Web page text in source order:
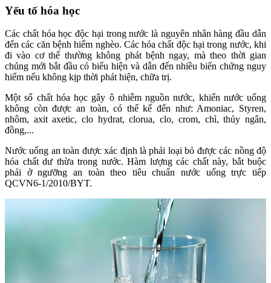
Yếu tố hóa học
Các chất hóa học độc hại trong nước là nguyên nhân hàng đầu dẫn
đến các căn bệnh hiểm nghèo. Các hóa chất độc hại trong nước, khi
đi vào cơ thể thường không phát bệnh ngay, mà theo thời gian
chúng mới bắt đầu có biểu hiện và dẫn đến nhiều biến chứng nguy
hiểm nếu không kịp thời phát hiện, chữa trị.
Một số chất hóa học gây ô nhiễm nguồn nước, khiến nước uống
không còn được an toàn, có thể kể đến như: Amoniac, Styren,
nhôm, axit axetic, clo hydrat, clorua, clo, crom, chì, thủy ngân,
đồng,...
Nước uống an toàn được xác định là phải loại bỏ được các nồng độ
hóa chất dư thừa trong nước. Hàm lượng các chất này, bắt buộc
phải ở ngưỡng an toàn theo tiêu chuẩn nước uống trực tiếp
QCVN6-1/2010/BYT.